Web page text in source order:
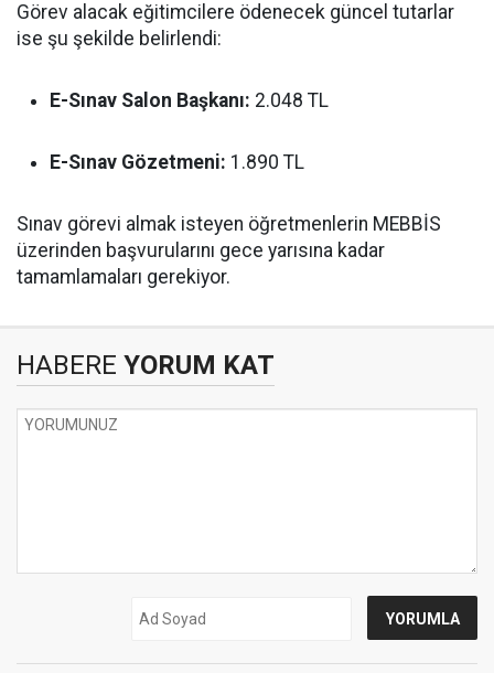
Görev alacak eğitimcilere ödenecek güncel tutarlar
ise şu şekilde belirlendi:
E-Sınav Salon Başkanı: 2.048 TL
E-Sınav Gözetmeni: 1.890 TL
Sınav görevi almak isteyen öğretmenlerin MEBBİS
üzerinden başvurularını gece yarısına kadar
tamamlamaları gerekiyor.
HABERE YORUM KAT